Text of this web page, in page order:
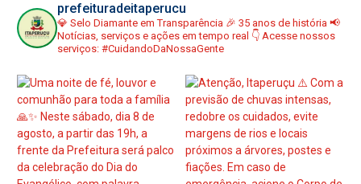
prefeituradeitaperucu
💎 Selo Diamante em Transparência 🎉 35 anos de história 📢
Notícias, serviços e ações em tempo real 👇 Acesse nossos
serviços: #CuidandoDaNossaGente